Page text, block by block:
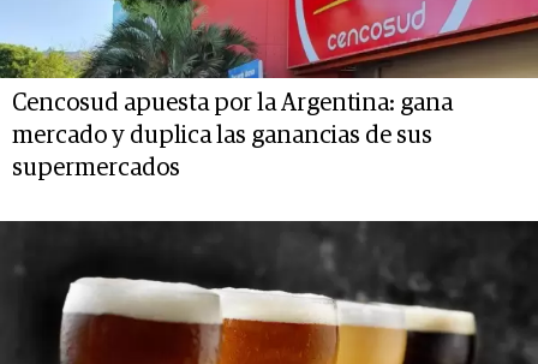
Cencosud apuesta por la Argentina: gana
mercado y duplica las ganancias de sus
supermercados